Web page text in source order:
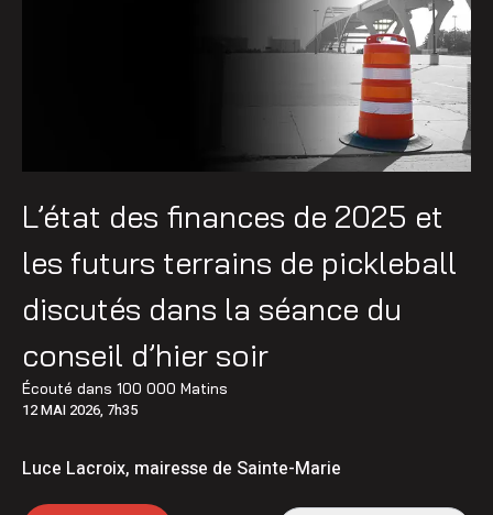
L’état des finances de 2025 et
les futurs terrains de pickleball
discutés dans la séance du
conseil d’hier soir
Écouté dans 100 000 Matins
12 MAI 2026, 7h35
Luce Lacroix, mairesse de Sainte-Marie